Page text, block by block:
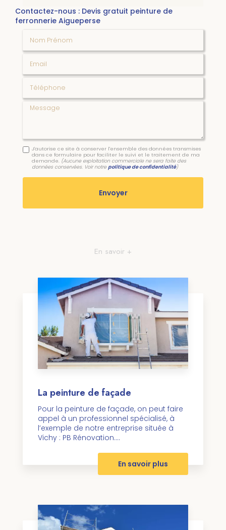
Contactez-nous : Devis gratuit peinture de
ferronnerie Aigueperse
Message
J'autorise ce site à conserver l'ensemble des données transmises
dans ce formulaire pour faciliter le suivi et le traitement de ma
demande. (Aucune exploitation commerciale ne sera faite des
données conservées. Voir notrepolitique de confidentialité)
En savoir +
La peinture de façade
Pour la peinture de façade, on peut faire
appel à un professionnel spécialisé, à
l’exemple de notre entreprise située à
Vichy : PB Rénovation....
En savoir plus